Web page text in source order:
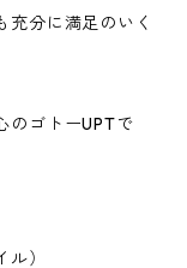
充分に満足のいく
のゴトーUPTで
）